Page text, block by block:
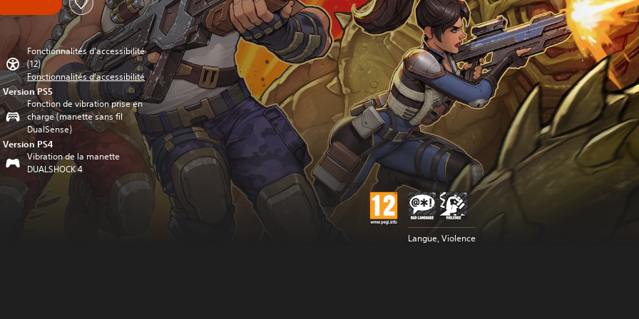
Fonctionnalités d'accessibilité
(12)
Fonctionnalités d'accessibilité
Version PS5
Fonction de vibration prise en
charge (manette sans fil
DualSense)
Version PS4
Vibration de la manette
DUALSHOCK 4
Langue, Violence